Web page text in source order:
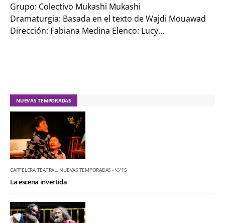
Grupo: Colectivo Mukashi Mukashi
Dramaturgia: Basada en el texto de Wajdi Mouawad
Dirección: Fabiana Medina Elenco: Lucy...
NUEVAS TEMPORADAS
CARTELERA TEATRAL NUEVAS TEMPORADAS • 15
La escena invertida